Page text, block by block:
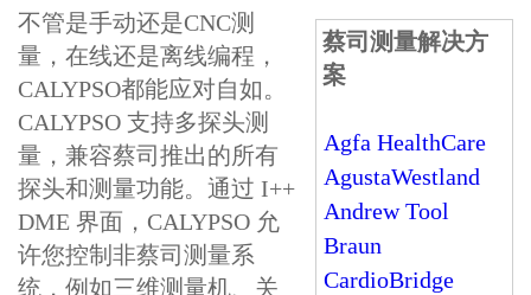
不管是手动还是CNC测
量，在线还是离线编程，
CALYPSO都能应对自如。
CALYPSO 支持多探头测
量，兼容蔡司推出的所有
探头和测量功能。通过 I++
DME 界面，CALYPSO 允
许您控制非蔡司测量系
统，例如三维测量机、关
蔡司测量解决方
案
Agfa HealthCare
AgustaWestland
Andrew Tool
Braun
CardioBridge